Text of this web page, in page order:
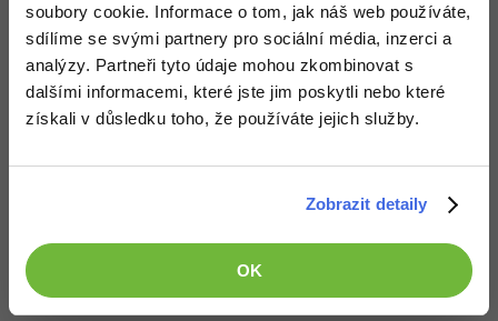
soubory cookie. Informace o tom, jak náš web používáte,
sdílíme se svými partnery pro sociální média, inzerci a
analýzy. Partneři tyto údaje mohou zkombinovat s
dalšími informacemi, které jste jim poskytli nebo které
získali v důsledku toho, že používáte jejich služby.
Zobrazit detaily
OK
Software
Zobrazit vše (2)
Doplňující informace